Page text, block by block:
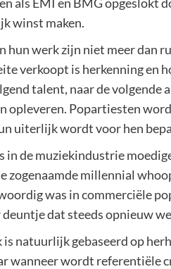
winst maken.
hun werk zijn niet meer dan
verkoopt is herkenning en
talent, naar de volgende
opleveren. Popartiesten
uiterlijk wordt voor hen
in de muziekindustrie
zogenaamde millennial
was in commerciële
deuntje dat steeds opnieuw
natuurlijk gebaseerd op
wanneer wordt referentiële